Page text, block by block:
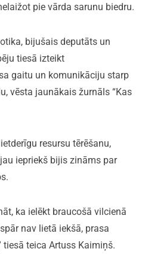
pie vārda sarunu biedru.
bijušais deputāts un
tiesā izteikt
gaitu un komunikāciju starp
vēsta jaunākais žurnāls “Kas
resursu tērēšanu,
iepriekš bijis zināms par
ka ielēkt braucošā vilcienā
nav lietā iekšā, prasa
teica Artuss Kaimiņš.